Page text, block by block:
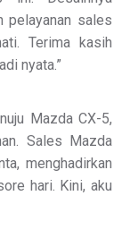
pelayanan sales
Terima kasih
nyata.”
Mazda CX-5,
Sales Mazda
menghadirkan
hari. Kini, aku